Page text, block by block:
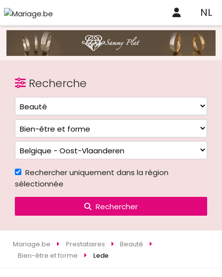
NL
Recherche
Rechercher uniquement dans la région
sélectionnée
Rechercher
Mariage.be Prestataires
Beauté
Bien-être et forme
Lede